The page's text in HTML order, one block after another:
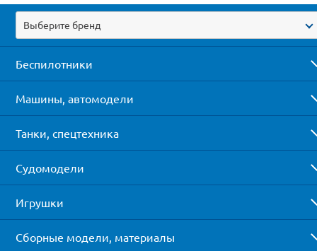
Выберите бренд
Беспилотники
Машины, автомодели
Танки, спецтехника
Судомодели
Игрушки
Сборные модели, материалы